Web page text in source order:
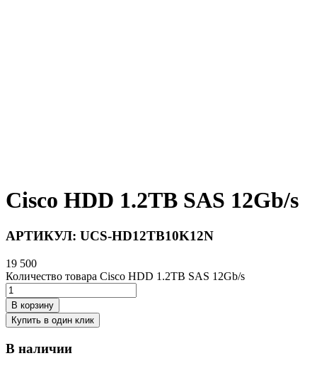
Cisco HDD 1.2TB SAS 12Gb/s
АРТИКУЛ: UCS-HD12TB10K12N
19 500
Количество товара Cisco HDD 1.2TB SAS 12Gb/s
В корзину
Купить в один клик
В наличии